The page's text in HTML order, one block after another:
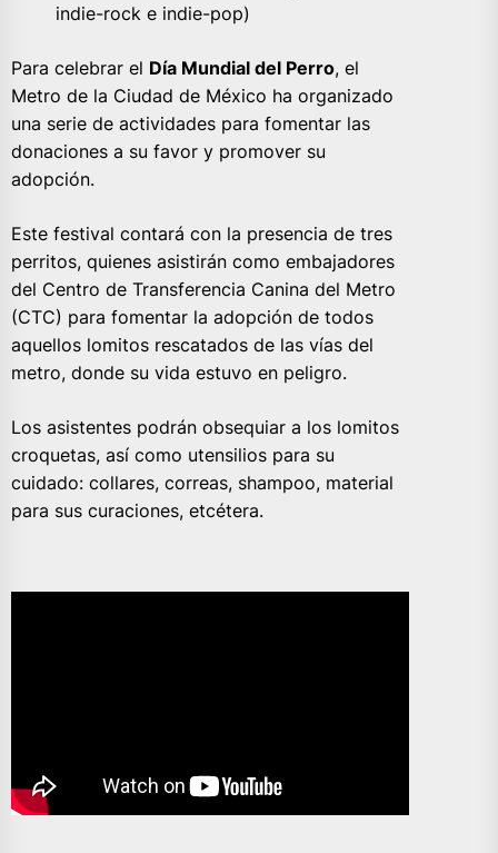
indie-rock e indie-pop)
Para celebrar el Día Mundial del Perro, el
Metro de la Ciudad de México ha organizado
una serie de actividades para fomentar las
donaciones a su favor y promover su
adopción.
Este festival contará con la presencia de tres
perritos, quienes asistirán como embajadores
del Centro de Transferencia Canina del Metro
(CTC) para fomentar la adopción de todos
aquellos lomitos rescatados de las vías del
metro, donde su vida estuvo en peligro.
Los asistentes podrán obsequiar a los lomitos
croquetas, así como utensilios para su
cuidado: collares, correas, shampoo, material
para sus curaciones, etcétera.